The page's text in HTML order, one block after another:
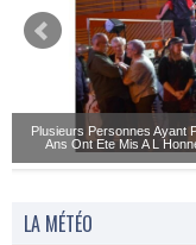
Plusieurs Personnes Ayant
Ans Ont Ete Mis A L
LA MÉTÉO